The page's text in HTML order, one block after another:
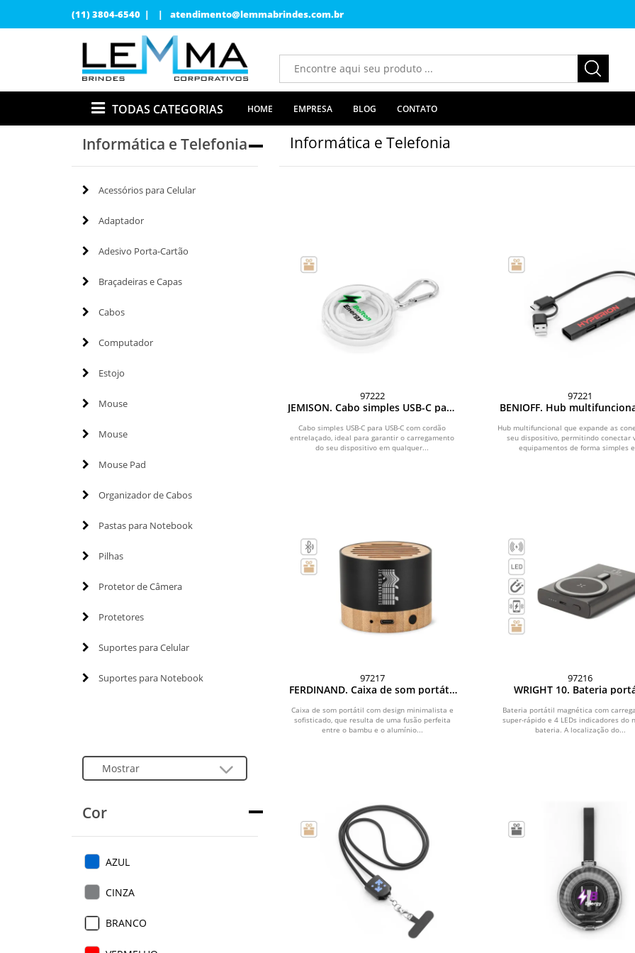
(11) 3804-6540 | | atendimento@lemmabrindes.com.br
TODAS CATEGORIAS HOME EMPRESA BLOG CONTATO
Informática e Telefonia
Acessórios para Celular
Adaptador
Adesivo Porta-Cartão
Braçadeiras e Capas
Cabos
Computador
Estojo
Mouse
Mouse
Mouse Pad
Organizador de Cabos
Pastas para Notebook
Pilhas
Protetor de Câmera
Protetores
Suportes para Celular
Suportes para Notebook
Cor
AZUL
CINZA
BRANCO
Informática e Telefonia
97222
JEMISON. Cabo simples USB-C para
(60W)
Cabo simples USB-C para USB-C com cordão
entrelaçado, ideal para garantir o carregamento
do seu dispositivo em qualquer...
97221
BENIOFF. Hub
dispositivo, em PET
(100% rPET) e alumínio
(100% rAL)
Hub multifuncional que expande as
seu dispositivo, permitindo conectar
equipamentos de forma simples
97217
FERDINAND. Caixa de som portátil
bambu, com 3h de autonomia
Caixa de som portátil com design minimalista e
sofisticado, que resulta de uma fusão perfeita
entre o bambu e o alumínio...
97216
WRIGHT 10. Bateria
super-rápido em
reciclado e ABS reciclado
mAh)
Bateria portátil magnética com
super-rápido e 4 LEDs indicadores do
bateria. A localização do...